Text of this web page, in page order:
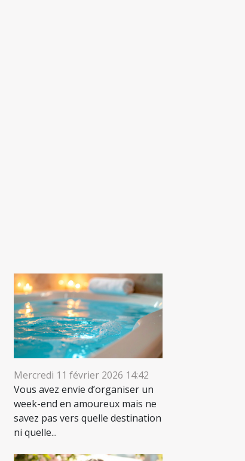
Mercredi 11 février 2026 14:42
Vous avez envie d’organiser un
week-end en amoureux mais ne
savez pas vers quelle destination
ni quelle...